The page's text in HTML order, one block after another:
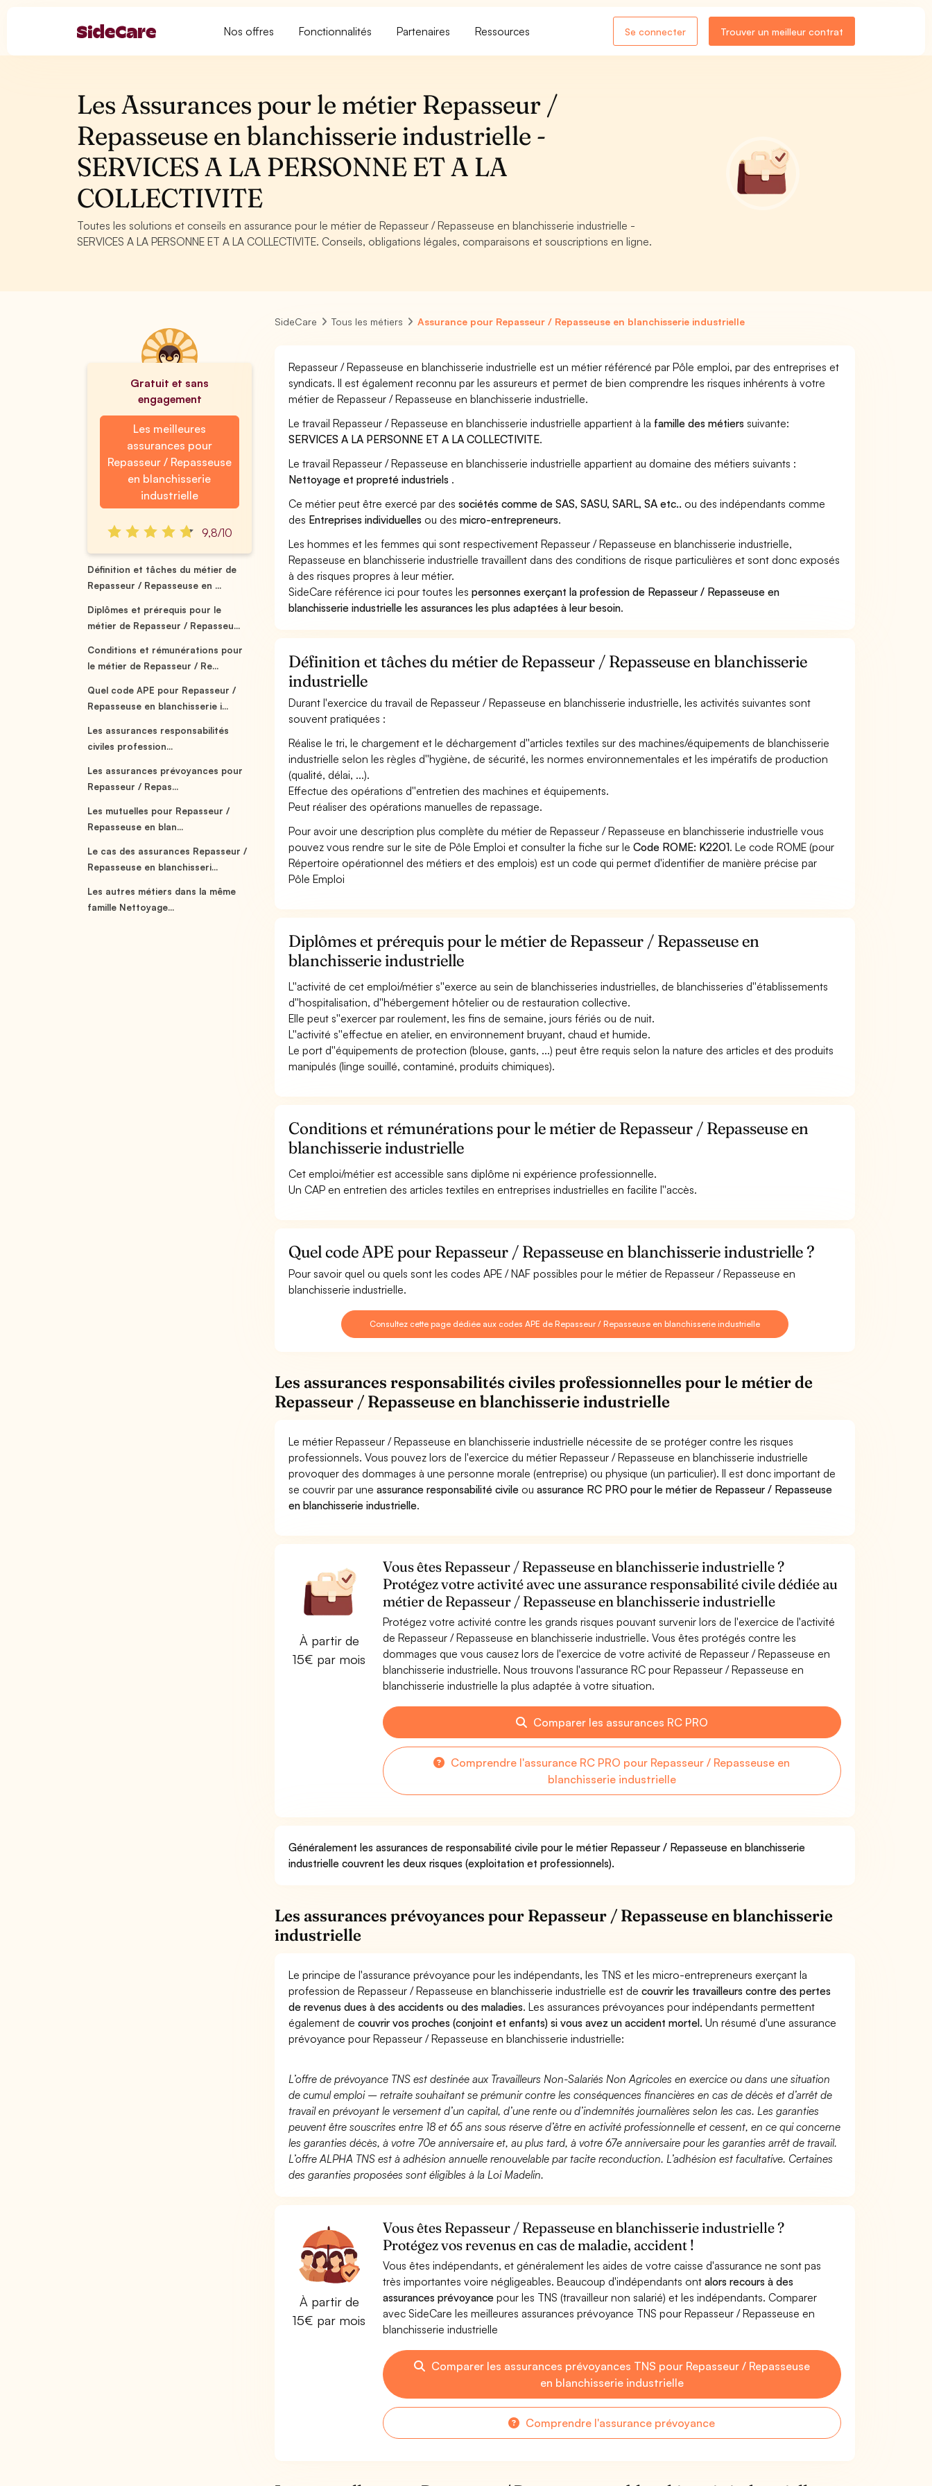
Nos offres Fonctionnalités Partenaires Ressources Se connecter Trouver un meilleur contrat
Les Assurances pour le métier Repasseur /
Repasseuse en blanchisserie industrielle -
SERVICES A LA PERSONNE ET A LA
COLLECTIVITE
Toutes les solutions et conseils en assurance pour le métier de Repasseur / Repasseuse en blanchisserie industrielle -
SERVICES A LA PERSONNE ET A LA COLLECTIVITE. Conseils, obligations légales, comparaisons et souscriptions en ligne.
Gratuit et sans
engagement
Les meilleures
assurances pour
Repasseur / Repasseuse
en blanchisserie
industrielle
9,8/10
Définition et tâches du métier de
Repasseur / Repasseuse en ...
Diplômes et prérequis pour le
métier de Repasseur / Repasseu...
Conditions et rémunérations pour
le métier de Repasseur / Re...
Quel code APE pour Repasseur /
Repasseuse en blanchisserie i...
Les assurances responsabilités
civiles profession...
Les assurances prévoyances pour
Repasseur / Repas...
Les mutuelles pour Repasseur /
Repasseuse en blan...
Le cas des assurances Repasseur /
Repasseuse en blanchisseri...
Les autres métiers dans la même
famille Nettoyage...
SideCare Tous les métiers Assurance pour Repasseur / Repasseuse en blanchisserie industrielle
Repasseur / Repasseuse en blanchisserie industrielle est un métier référencé par Pôle emploi, par des entreprises et
syndicats. Il est également reconnu par les assureurs et permet de bien comprendre les risques inhérents à votre
métier de Repasseur / Repasseuse en blanchisserie industrielle.
Le travail Repasseur / Repasseuse en blanchisserie industrielle appartient à la famille des métiers suivante:
SERVICES A LA PERSONNE ET A LA COLLECTIVITE.
Le travail Repasseur / Repasseuse en blanchisserie industrielle appartient au domaine des métiers suivants :
Nettoyage et propreté industriels .
Ce métier peut être exercé par dessociétés comme de SAS, SASU, SARL, SA etc.. ou des indépendants comme
des Entreprises individuelles ou desmicro-entrepreneurs.
Les hommes et les femmes qui sont respectivement Repasseur / Repasseuse en blanchisserie industrielle,
Repasseuse en blanchisserie industrielle travaillent dans des conditions de risque particulières et sont donc exposés
à des risques propres à leur métier.
SideCare référence ici pour toutes lespersonnes exerçant la profession de Repasseur / Repasseuse en
blanchisserie industrielle les assurances les plus adaptées à leur besoin.
Définition et tâches du métier de Repasseur / Repasseuse en blanchisserie
industrielle
Durant l'exercice du travail de Repasseur / Repasseuse en blanchisserie industrielle, les activités suivantes sont
souvent pratiquées :
Réalise le tri, le chargement et le déchargement d''articles textiles sur des machines/équipements de blanchisserie
industrielle selon les règles d''hygiène, de sécurité, les normes environnementales et les impératifs de production
(qualité, délai, ...).
Effectue des opérations d''entretien des machines et équipements.
Peut réaliser des opérations manuelles de repassage.
Pour avoir une description plus complète du métier de Repasseur / Repasseuse en blanchisserie industrielle vous
pouvez vous rendre sur le site de Pôle Emploi et consulter la fiche sur leCode ROME: K2201. Le code ROME (pour
Répertoire opérationnel des métiers et des emplois) est un code qui permet d'identifier de manière précise par
Pôle Emploi
Diplômes et prérequis pour le métier de Repasseur / Repasseuse en
blanchisserie industrielle
L''activité de cet emploi/métier s''exerce au sein de blanchisseries industrielles, de blanchisseries d''établissements
d''hospitalisation, d''hébergement hôtelier ou de restauration collective.
Elle peut s''exercer par roulement, les fins de semaine, jours fériés ou de nuit.
L''activité s''effectue en atelier, en environnement bruyant, chaud et humide.
Le port d''équipements de protection (blouse, gants, ...) peut être requis selon la nature des articles et des produits
manipulés (linge souillé, contaminé, produits chimiques).
Conditions et rémunérations pour le métier de Repasseur / Repasseuse en
blanchisserie industrielle
Cet emploi/métier est accessible sans diplôme ni expérience professionnelle.
Un CAP en entretien des articles textiles en entreprises industrielles en facilite l''accès.
Quel code APE pour Repasseur / Repasseuse en blanchisserie industrielle ?
Pour savoir quel ou quels sont les codes APE / NAF possibles pour le métier de Repasseur / Repasseuse en
blanchisserie industrielle.
Consultez cette page dédiée aux codes APE de Repasseur / Repasseuse en blanchisserie industrielle
Les assurances responsabilités civiles professionnelles pour le métier de
Repasseur / Repasseuse en blanchisserie industrielle
Le métier Repasseur / Repasseuse en blanchisserie industrielle nécessite de se protéger contre les risques
professionnels. Vous pouvez lors de l'exercice du métier Repasseur / Repasseuse en blanchisserie industrielle
provoquer des dommages à une personne morale (entreprise) ou physique (un particulier). Il est donc important de
se couvrir par uneassurance responsabilité civile ouassurance RC PRO pour le métier de Repasseur / Repasseuse
en blanchisserie industrielle.
À partir de
15€ par mois
Vous êtes Repasseur / Repasseuse en blanchisserie industrielle ?
Protégez votre activité avec une assurance responsabilité civile dédiée au
métier de Repasseur / Repasseuse en blanchisserie industrielle
Protégez votre activité contre les grands risques pouvant survenir lors de l'exercice de l'activité
de Repasseur / Repasseuse en blanchisserie industrielle. Vous êtes protégés contre les
dommages que vous causez lors de l'exercice de votre activité de Repasseur / Repasseuse en
blanchisserie industrielle. Nous trouvons l'assurance RC pour Repasseur / Repasseuse en
blanchisserie industrielle la plus adaptée à votre situation.
Comparer les assurances RC PRO
Comprendre l'assurance RC PRO pour Repasseur / Repasseuse en
blanchisserie industrielle
Généralement les assurances de responsabilité civile pour le métier Repasseur / Repasseuse en blanchisserie
industrielle couvrent les deux risques (exploitation et professionnels).
Les assurances prévoyances pour Repasseur / Repasseuse en blanchisserie
industrielle
Le principe de l'assurance prévoyance pour les indépendants, les TNS et les micro-entrepreneurs exerçant la
profession de Repasseur / Repasseuse en blanchisserie industrielle est decouvrir les travailleurs contre des pertes
de revenus dues à des accidents ou des maladies. Les assurances prévoyances pour indépendants permettent
également decouvrir vos proches (conjoint et enfants) si vous avez un accident mortel. Un résumé d'une assurance
prévoyance pour Repasseur / Repasseuse en blanchisserie industrielle:
L’offre de prévoyance TNS est destinée aux Travailleurs Non-Salariés Non Agricoles en exercice ou dans une situation
de cumul emploi – retraite souhaitant se prémunir contre les conséquences financières en cas de décès et d’arrêt de
travail en prévoyant le versement d’un capital, d’une rente ou d’indemnités journalières selon les cas. Les garanties
peuvent être souscrites entre 18 et 65 ans sous réserve d’être en activité professionnelle et cessent, en ce qui concerne
les garanties décès, à votre 70e anniversaire et, au plus tard, à votre 67e anniversaire pour les garanties arrêt de travail.
L’offre ALPHA TNS est à adhésion annuelle renouvelable par tacite reconduction. L’adhésion est facultative. Certaines
des garanties proposées sont éligibles à la Loi Madelin.
À partir de
15€ par mois
Vous êtes Repasseur / Repasseuse en blanchisserie industrielle ?
Protégez vos revenus en cas de maladie, accident !
Vous êtes indépendants, et généralement les aides de votre caisse d'assurance ne sont pas
très importantes voire négligeables. Beaucoup d'indépendants ont alors recours à des
assurances prévoyancepour les TNS (travailleur non salarié) et les indépendants. Comparer
avec SideCare les meilleures assurances prévoyance TNS pour Repasseur / Repasseuse en
blanchisserie industrielle
Comparer les assurances prévoyances TNS pour Repasseur / Repasseuse
en blanchisserie industrielle
Comprendre l'assurance prévoyance